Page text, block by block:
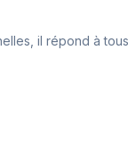
il répond à